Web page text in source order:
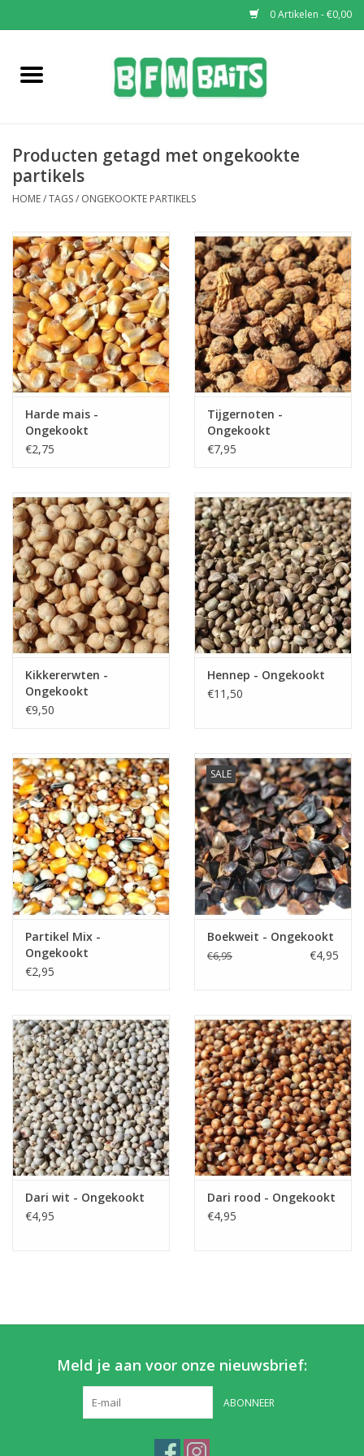
0 Artikelen - €0,00
Home
Pop-Ups
Soaks & Dips
Bucket Deals
Bulk Deals
Partikels & Pellets
Nieuws
Producten getagd met ongekookte
partikels
HOME/TAGS/ ONGEKOOKTE PARTIKELS
Harde mais -
Ongekookt
€2,75
Tijgernoten -
Ongekookt
€7,95
Kikkererwten -
Ongekookt
€9,50
Hennep - Ongekookt
€11,50
Partikel Mix -
Ongekookt
€2,95
SALE
Boekweit - Ongekookt
€6,95 €4,95
Dari wit - Ongekookt
€4,95
Dari rood - Ongekookt
€4,95
Meld je aan voor onze nieuwsbrief:
ABONNEER